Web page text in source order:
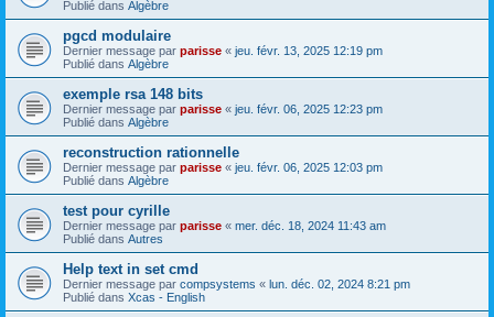
Publié dans Algèbre
pgcd modulaire
Dernier message par parisse « jeu. févr. 13, 2025 12:19 pm
Publié dans Algèbre
exemple rsa 148 bits
Dernier message par parisse « jeu. févr. 06, 2025 12:23 pm
Publié dans Algèbre
reconstruction rationnelle
Dernier message par parisse « jeu. févr. 06, 2025 12:03 pm
Publié dans Algèbre
test pour cyrille
Dernier message par parisse « mer. déc. 18, 2024 11:43 am
Publié dans Autres
Help text in set cmd
Dernier message par compsystems « lun. déc. 02, 2024 8:21 pm
Publié dans Xcas - English